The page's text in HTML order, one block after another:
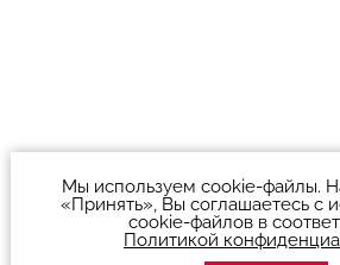
Мы используем cookie-файлы.
«Принять», Вы соглашаетесь с
cookie-файлов в
Политикой